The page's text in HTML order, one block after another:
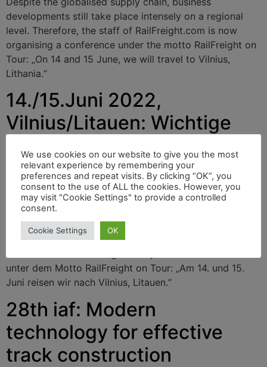
developments still take place intensely on a regional
level. Therefore, the staff of RailFreight.com is now
organising a conference under the motto RailFreight on
Tour: „On 14 and 15 June, we will travel to Vilnius,
Lithania.“
14./15.Juni 2022,
Vilnius/Litauen: Wichtige
Konferenz zum Eisenbahn-
Frachtverkehr
Trotz der globalisierten Lieferkette finden
Geschäftsentwicklungen immer noch stark auf
regionaler Ebene statt. Deshalb organisieren die
Mitarbeiter von RailFreight.com jetzt eine Konferenz
unter dem Motto RailFreight on Tour: „Am 14. und 15.
Juni reisen wir nach Vilnius, Litauen.“
28th iaf: Modern
technology for effective
track construction
We use cookies on our website to give you the most
relevant experience by remembering your
preferences and repeat visits. By clicking “OK”, you
consent to the use of ALL the cookies. However, you
may visit "Cookie Settings" to provide a controlled
consent.
Cookie Settings OK